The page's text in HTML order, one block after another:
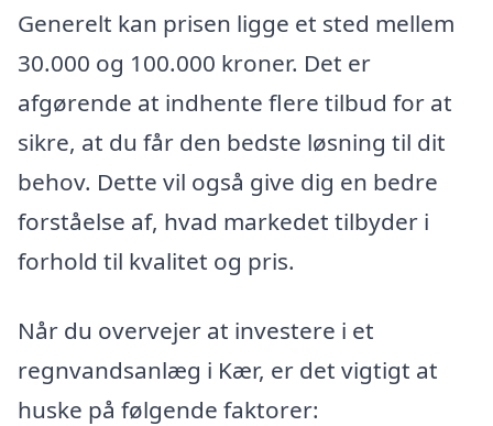
Generelt kan prisen ligge et sted mellem
30.000 og 100.000 kroner. Det er
afgørende at indhente flere tilbud for at
sikre, at du får den bedste løsning til dit
behov. Dette vil også give dig en bedre
forståelse af, hvad markedet tilbyder i
forhold til kvalitet og pris.
Når du overvejer at investere i et
regnvandsanlæg i Kær, er det vigtigt at
huske på følgende faktorer: